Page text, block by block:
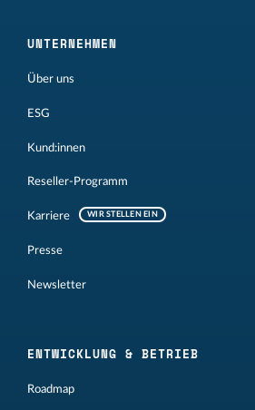
UNTERNEHMEN
Über uns
ESG
Kund:innen
Reseller-Programm
Karriere WIR STELLEN EIN
Presse
Newsletter
ENTWICKLUNG & BETRIEB
Roadmap